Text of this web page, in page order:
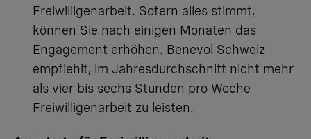
Freiwilligenarbeit. Sofern alles stimmt,
können Sie nach einigen Monaten das
Engagement erhöhen. Benevol Schweiz
empfiehlt, im Jahresdurchschnitt nicht mehr
als vier bis sechs Stunden pro Woche
Freiwilligenarbeit zu leisten.